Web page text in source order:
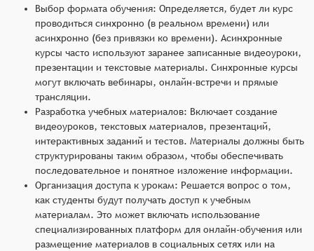
Выбор формата обучения: Определяется, будет ли курс
проводиться синхронно (в реальном времени) или
асинхронно (без привязки ко времени). Асинхронные
курсы часто используют заранее записанные видеоуроки,
презентации и текстовые материалы. Синхронные курсы
могут включать вебинары, онлайн-встречи и прямые
трансляции.
Разработка учебных материалов: Включает создание
видеоуроков, текстовых материалов, презентаций,
интерактивных заданий и тестов. Материалы должны быть
структурированы таким образом, чтобы обеспечивать
последовательное и понятное изложение информации.
Организация доступа к урокам: Решается вопрос о том,
как студенты будут получать доступ к учебным
материалам. Это может включать использование
специализированных платформ для онлайн-обучения или
размещение материалов в социальных сетях или на